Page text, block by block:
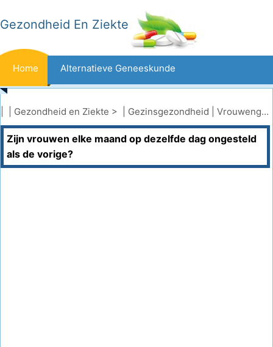
Gezondheid En Ziekte
Home Alternatieve Geneeskunde
Beten En Steken Kanker
Aandoeningen En Behandelingen Mond- En Tandzorg
Gezondheid en Ziekte > | Gezinsgezondheid Vrouwengezondheid
Zijn vrouwen elke maand op dezelfde dag ongesteld
als de vorige?